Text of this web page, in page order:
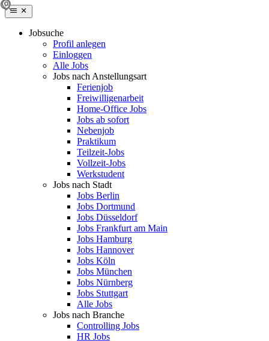
Jobsuche
Profil anlegen
Einloggen
Alle Jobs
Jobs nach Anstellungsart
Ferienjob
Freiwilligenarbeit
Home-Office Jobs
Jobs ab sofort
Nebenjob
Praktikum
Teilzeit-Jobs
Vollzeit-Jobs
Werkstudent
Jobs nach Stadt
Jobs Berlin
Jobs Dortmund
Jobs Düsseldorf
Jobs Frankfurt am Main
Jobs Hamburg
Jobs Hannover
Jobs Köln
Jobs München
Jobs Nürnberg
Jobs Stuttgart
Alle Jobs
Jobs nach Branche
Controlling Jobs
HR Jobs